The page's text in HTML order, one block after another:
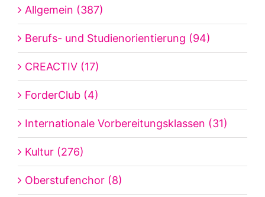
Allgemein (387)
Berufs- und Studienorientierung (94)
CREACTIV (17)
ForderClub (4)
Internationale Vorbereitungsklassen (31)
Kultur (276)
Oberstufenchor (8)